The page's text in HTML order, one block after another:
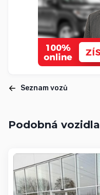
Seznam vozů
Podobná vozidla